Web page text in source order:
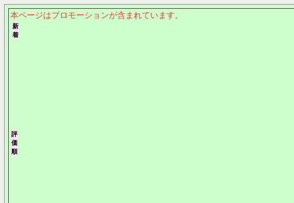
本ページはプロモーションが含まれています。